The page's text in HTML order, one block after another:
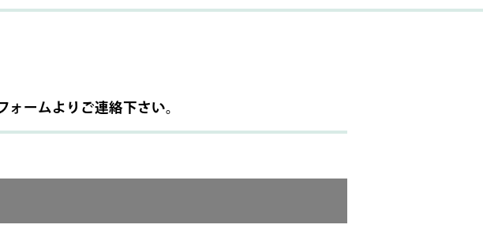
ォームよりご連絡下さい。